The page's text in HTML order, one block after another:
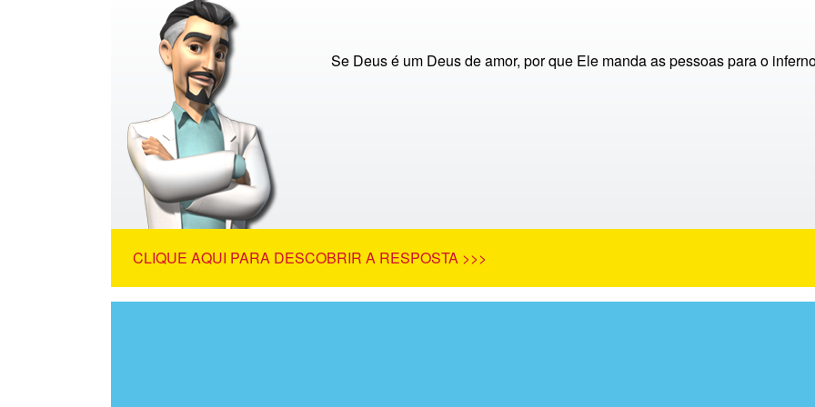
Se Deus é um Deus de amor, por que Ele manda as pessoas para o
CLIQUE AQUI PARA DESCOBRIR A RESPOSTA >>>